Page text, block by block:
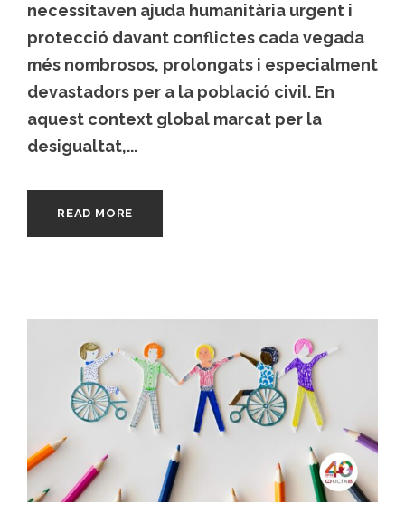
necessitaven ajuda humanitària urgent i
protecció davant conflictes cada vegada
més nombrosos, prolongats i especialment
devastadors per a la població civil. En
aquest context global marcat per la
desigualtat,...
READ MORE